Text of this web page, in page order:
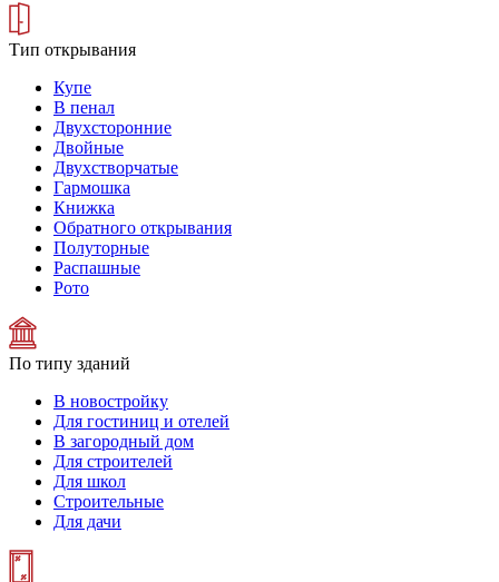
Тип открывания
Купе
В пенал
Двухсторонние
Двойные
Двухстворчатые
Гармошка
Книжка
Обратного открывания
Полуторные
Распашные
Рото
По типу зданий
В новостройку
Для гостиниц и отелей
В загородный дом
Для строителей
Для школ
Строительные
Для дачи